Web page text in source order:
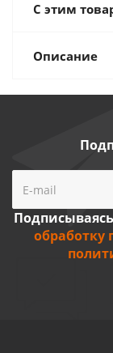
С этим
Описание
обработку